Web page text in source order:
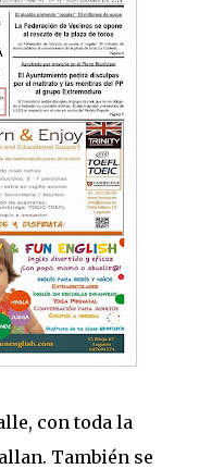
con toda la
También se